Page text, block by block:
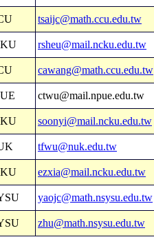
tsaijc@math.ccu.edu.tw
rsheu@mail.ncku.edu.tw
cawang@math.ccu.edu.tw
ctwu@mail.npue.edu.tw
soonyi@mail.ncku.edu.tw
tfwu@nuk.edu.tw
ezxia@mail.ncku.edu.tw
yaojc@math.nsysu.edu.tw
zhu@math.nsysu.edu.tw